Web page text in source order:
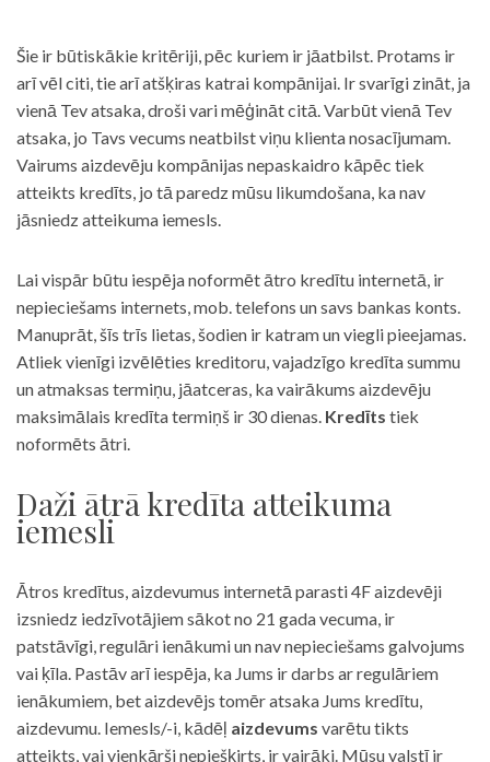
Šie ir būtiskākie kritēriji, pēc kuriem ir jāatbilst. Protams ir
arī vēl citi, tie arī atšķiras katrai kompānijai. Ir svarīgi zināt, ja
vienā Tev atsaka, droši vari mēģināt citā. Varbūt vienā Tev
atsaka, jo Tavs vecums neatbilst viņu klienta nosacījumam.
Vairums aizdevēju kompānijas nepaskaidro kāpēc tiek
atteikts kredīts, jo tā paredz mūsu likumdošana, ka nav
jāsniedz atteikuma iemesls.
Lai vispār būtu iespēja noformēt ātro kredītu internetā, ir
nepieciešams internets, mob. telefons un savs bankas konts.
Manuprāt, šīs trīs lietas, šodien ir katram un viegli pieejamas.
Atliek vienīgi izvēlēties kreditoru, vajadzīgo kredīta summu
un atmaksas termiņu, jāatceras, ka vairākums aizdevēju
maksimālais kredīta termiņš ir 30 dienas. Kredīts tiek
noformēts ātri.
Daži ātrā kredīta atteikuma
iemesli
Ātros kredītus, aizdevumus internetā parasti 4F aizdevēji
izsniedz iedzīvotājiem sākot no 21 gada vecuma, ir
patstāvīgi, regulāri ienākumi un nav nepieciešams galvojums
vai ķīla. Pastāv arī iespēja, ka Jums ir darbs ar regulāriem
ienākumiem, bet aizdevējs tomēr atsaka Jums kredītu,
aizdevumu. Iemesls/-i, kādēļ aizdevums varētu tikts
atteikts, vai vienkārši nepiešķirts, ir vairāki. Mūsu valstī ir